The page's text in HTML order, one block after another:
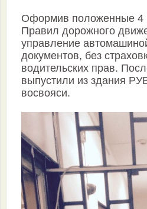
Оформив положенные 4
Правил дорожного
управление
документов, без
водительских прав.
выпустили из здания
восвояси.